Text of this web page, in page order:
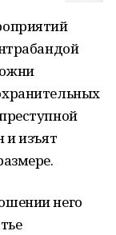
и изъят
него